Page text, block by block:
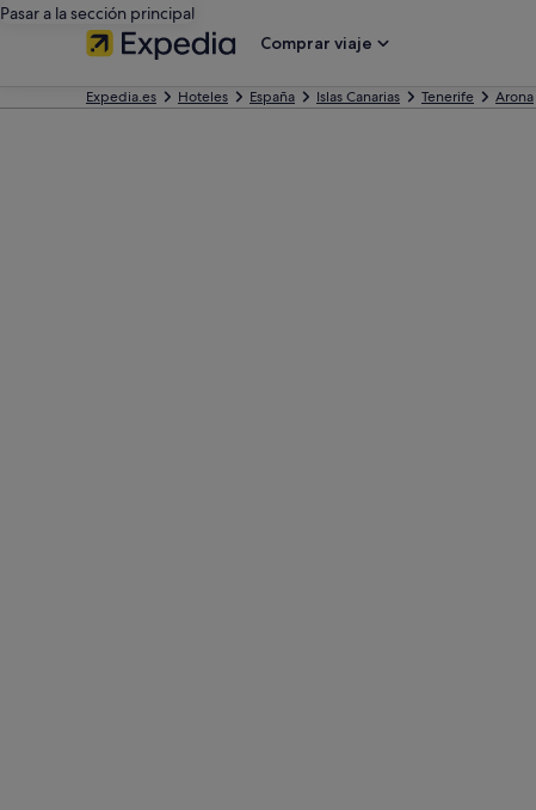
Pasar a la sección principal
Comprar viaje
Expedia.es Hoteles España Islas Canarias Tenerife Arona